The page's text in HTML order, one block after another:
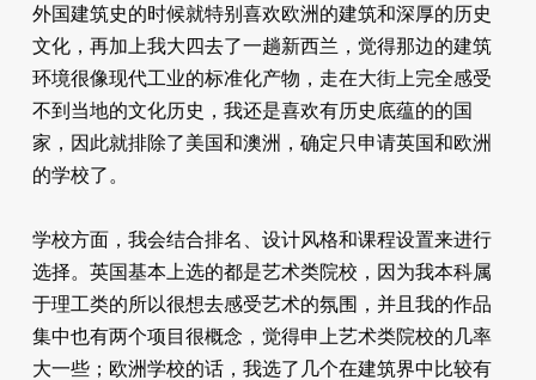
外国建筑史的时候就特别喜欢欧洲的建筑和深厚的历史
文化，再加上我大四去了一趟新西兰，觉得那边的建筑
环境很像现代工业的标准化产物，走在大街上完全感受
不到当地的文化历史，我还是喜欢有历史底蕴的的国
家，因此就排除了美国和澳洲，确定只申请英国和欧洲
的学校了。
学校方面，我会结合排名、设计风格和课程设置来进行
选择。英国基本上选的都是艺术类院校，因为我本科属
于理工类的所以很想去感受艺术的氛围，并且我的作品
集中也有两个项目很概念，觉得申上艺术类院校的几率
大一些；欧洲学校的话，我选了几个在建筑界中比较有